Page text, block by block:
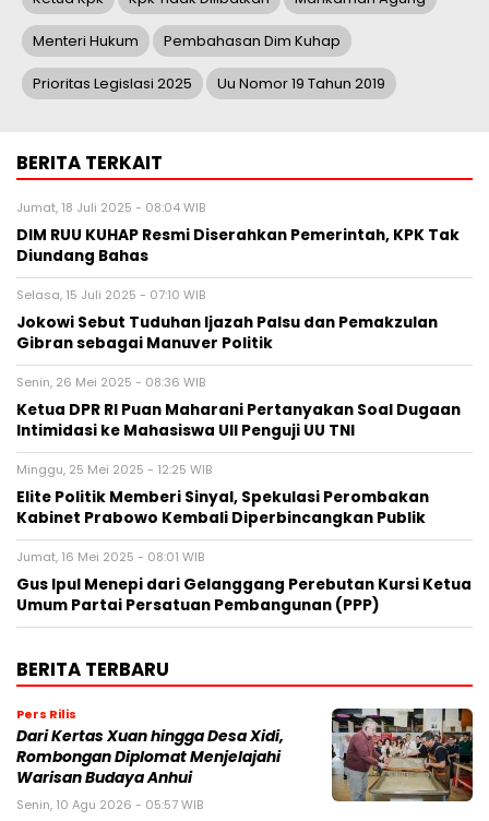
Menteri Hukum Pembahasan Dim Kuhap
Prioritas Legislasi 2025 Uu Nomor 19 Tahun 2019
BERITA TERKAIT
Jumat, 18 Juli 2025 - 08:04 WIB
DIM RUU KUHAP Resmi Diserahkan Pemerintah, KPK Tak
Diundang Bahas
Selasa, 15 Juli 2025 - 07:10 WIB
Jokowi Sebut Tuduhan Ijazah Palsu dan Pemakzulan
Gibran sebagai Manuver Politik
Senin, 26 Mei 2025 - 08:36 WIB
Ketua DPR RI Puan Maharani Pertanyakan Soal Dugaan
Intimidasi ke Mahasiswa UII Penguji UU TNI
Minggu, 25 Mei 2025 - 12:25 WIB
Elite Politik Memberi Sinyal, Spekulasi Perombakan
Kabinet Prabowo Kembali Diperbincangkan Publik
Jumat, 16 Mei 2025 - 08:01 WIB
Gus Ipul Menepi dari Gelanggang Perebutan Kursi Ketua
Umum Partai Persatuan Pembangunan (PPP)
BERITA TERBARU
Pers Rilis
Dari Kertas Xuan hingga Desa Xidi,
Rombongan Diplomat Menjelajahi
Warisan Budaya Anhui
Senin, 10 Agu 2026 - 05:57 WIB